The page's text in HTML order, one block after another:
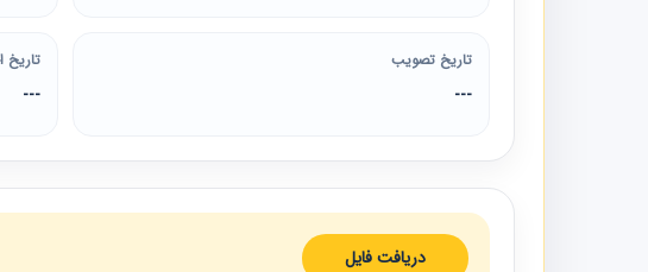
تاریخ تصویب
---
تاریخ
---
دریافت فایل